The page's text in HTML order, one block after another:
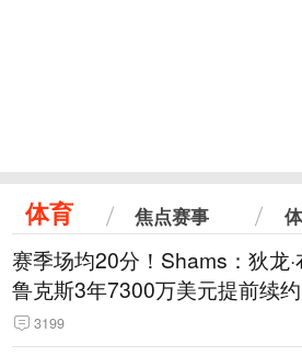
体育 焦点赛事
赛季场均20分！Shams：狄龙·
鲁克斯3年7300万美元提前续
阳 3199